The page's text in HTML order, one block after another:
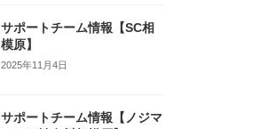
サポートチーム情報【SC相
模原】
2025年11月4日
サポートチーム情報【ノジマ